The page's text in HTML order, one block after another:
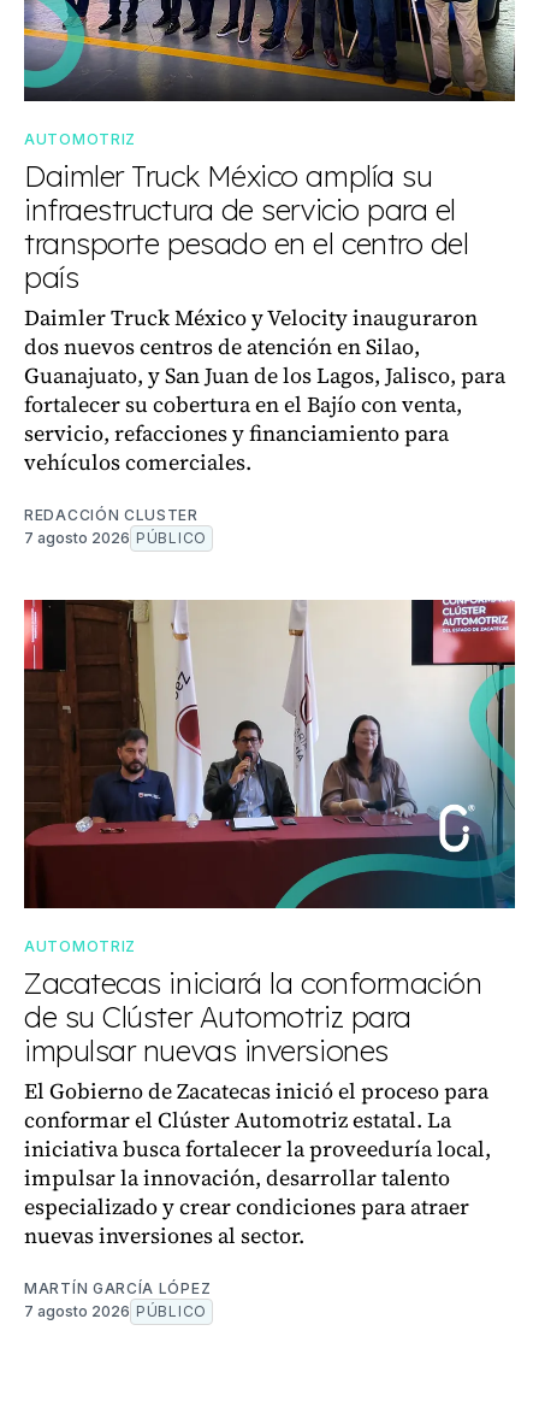
AUTOMOTRIZ
Daimler Truck México amplía su
infraestructura de servicio para el
transporte pesado en el centro del
país
Daimler Truck México y Velocity inauguraron
dos nuevos centros de atención en Silao,
Guanajuato, y San Juan de los Lagos, Jalisco, para
fortalecer su cobertura en el Bajío con venta,
servicio, refacciones y financiamiento para
vehículos comerciales.
REDACCIÓN CLUSTER
7 agosto 2026 PÚBLICO
AUTOMOTRIZ
Zacatecas iniciará la conformación
de su Clúster Automotriz para
impulsar nuevas inversiones
El Gobierno de Zacatecas inició el proceso para
conformar el Clúster Automotriz estatal. La
iniciativa busca fortalecer la proveeduría local,
impulsar la innovación, desarrollar talento
especializado y crear condiciones para atraer
nuevas inversiones al sector.
MARTÍN GARCÍA LÓPEZ
7 agosto 2026 PÚBLICO